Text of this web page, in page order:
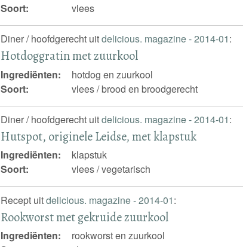
Soort: vlees
Diner / hoofdgerecht uitdelicious. magazine - 2014-01:
Hotdoggratin met zuurkool
Ingrediënten:
hotdog en zuurkool
Soort:
vlees / brood en broodgerecht
Diner / hoofdgerecht uitdelicious. magazine - 2014-01:
Hutspot, originele Leidse, met klapstuk
Ingrediënten:
klapstuk
Soort:
vlees / vegetarisch
Recept uitdelicious. magazine - 2014-01:
Rookworst met gekruide zuurkool
Ingrediënten:
rookworst en zuurkool